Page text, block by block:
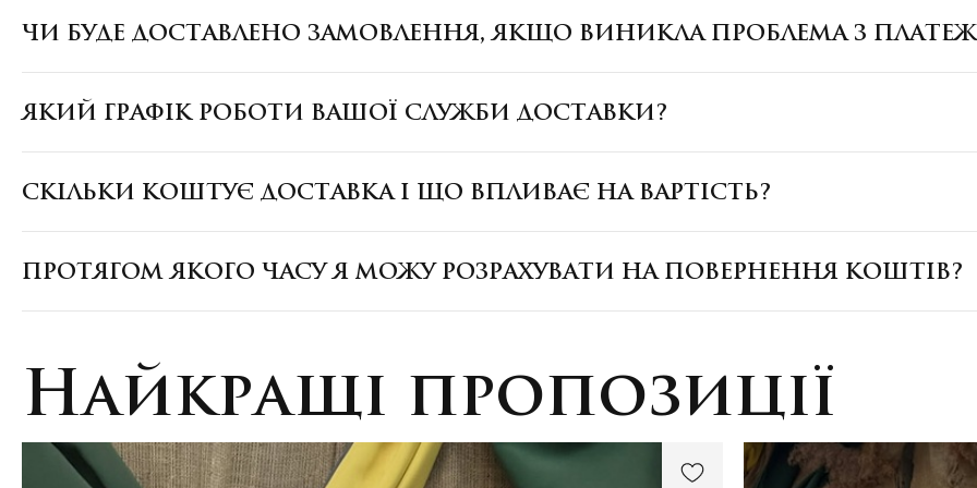
ЧИ БУДЕ ДОСТАВЛЕНО ЗАМОВЛЕННЯ, ЯКЩО ВИНИКЛА ПРОБЛЕМА З
ЯКИЙ ГРАФІК РОБОТИ ВАШОЇ СЛУЖБИ ДОСТАВКИ?
СКІЛЬКИ КОШТУЄ ДОСТАВКА І ЩО ВПЛИВАЄ НА ВАРТІСТЬ?
ПРОТЯГОМ ЯКОГО ЧАСУ Я МОЖУ РОЗРАХУВАТИ НА ПОВЕРНЕННЯ КОШТІВ?
Найкращі пропозиції